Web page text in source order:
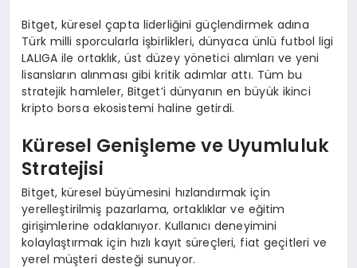
Bitget, küresel çapta liderliğini güçlendirmek adına
Türk milli sporcularla işbirlikleri, dünyaca ünlü futbol ligi
LALIGA ile ortaklık, üst düzey yönetici alımları ve yeni
lisansların alınması gibi kritik adımlar attı. Tüm bu
stratejik hamleler, Bitget’i dünyanın en büyük ikinci
kripto borsa ekosistemi haline getirdi.
Küresel Genişleme ve Uyumluluk
Stratejisi
Bitget, küresel büyümesini hızlandırmak için
yerelleştirilmiş pazarlama, ortaklıklar ve eğitim
girişimlerine odaklanıyor. Kullanıcı deneyimini
kolaylaştırmak için hızlı kayıt süreçleri, fiat geçitleri ve
yerel müşteri desteği sunuyor.